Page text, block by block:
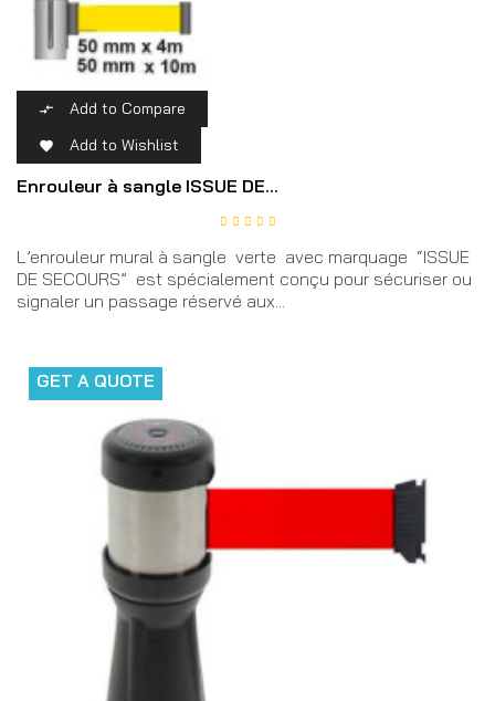
 Add to Compare
 Add to Wishlist
Enrouleur à sangle ISSUE DE...
L’enrouleur mural à sangle verte avec marquage “ISSUE
DE SECOURS” est spécialement conçu pour sécuriser ou
signaler un passage réservé aux...
GET A QUOTE